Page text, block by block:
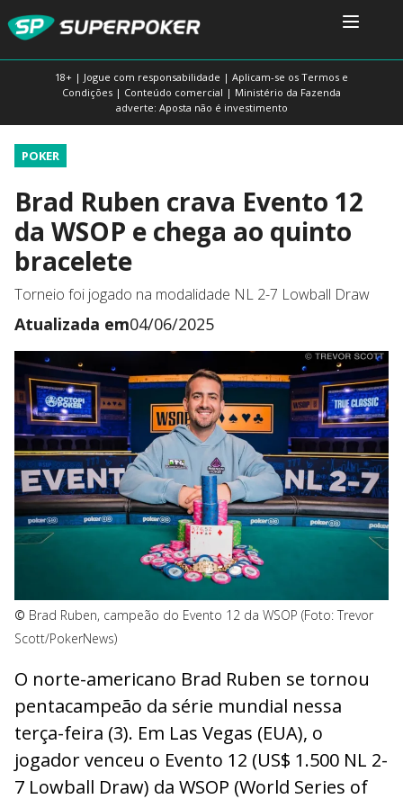
18+ | Jogue com responsabilidade | Aplicam-se os Termos e
Condições | Conteúdo comercial | Ministério da Fazenda
adverte: Aposta não é investimento
POKER
Brad Ruben crava Evento 12
da WSOP e chega ao quinto
bracelete
Torneio foi jogado na modalidade NL 2-7 Lowball Draw
Atualizada em04/06/2025
© Brad Ruben, campeão do Evento 12 da WSOP (Foto: Trevor
Scott/PokerNews)
O norte-americano Brad Ruben se tornou
pentacampeão da série mundial nessa
terça-feira (3). Em Las Vegas (EUA), o
jogador venceu o Evento 12 (US$ 1.500 NL 2-
7 Lowball Draw) da WSOP (World Series of